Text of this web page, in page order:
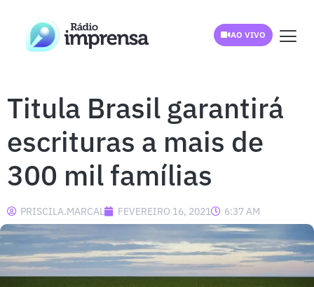
AO VIVO
Titula Brasil garantirá
escrituras a mais de
300 mil famílias
PRISCILA.MARCAL FEVEREIRO 16, 2021 6:37 AM